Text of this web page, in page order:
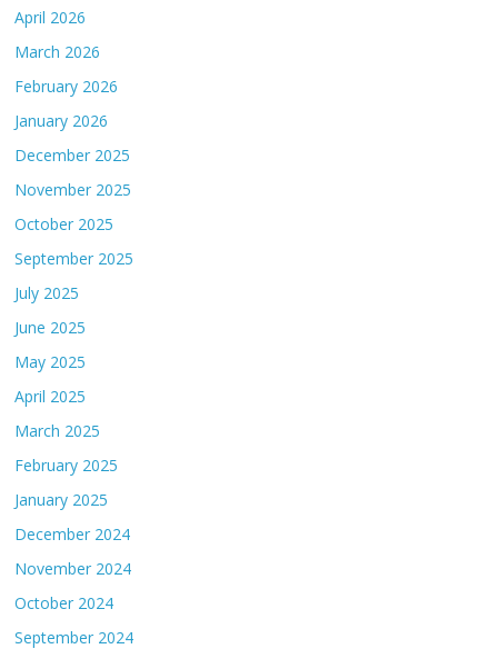
April 2026
March 2026
February 2026
January 2026
December 2025
November 2025
October 2025
September 2025
July 2025
June 2025
May 2025
April 2025
March 2025
February 2025
January 2025
December 2024
November 2024
October 2024
September 2024